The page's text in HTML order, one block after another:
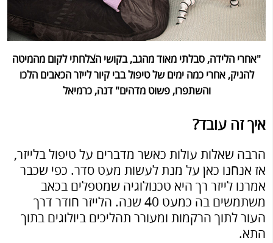
"אחרי הלידה, סבלתי מאוד מהגב, בקושי הצלחתי לקום מהמיטה
להניק, אחרי כמה ימים של טיפול בבי קיור לייזר הכאבים הלכו
והשתפרו, פשוט מדהים" דנה, כרמיאל
איך זה עובד?
הרבה שאלות עולות כאשר מדברים על טיפול בלייזר,
אז אנחנו כאן על מנת לעשות מעט סדר. כפי שכבר
אמרנו לייזר רך היא טכנולוגיה שמטפלים בכאב
משתמשים בה כמעט 40 שנה. הלייזר חודר דרך
העור לתוך הרקמות ומעורר תהליכים ביולוגים בתוך
התא.